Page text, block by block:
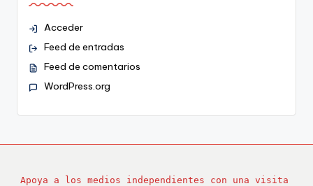
Acceder
Feed de entradas
Feed de comentarios
WordPress.org
Apoya a los medios independientes con una visita